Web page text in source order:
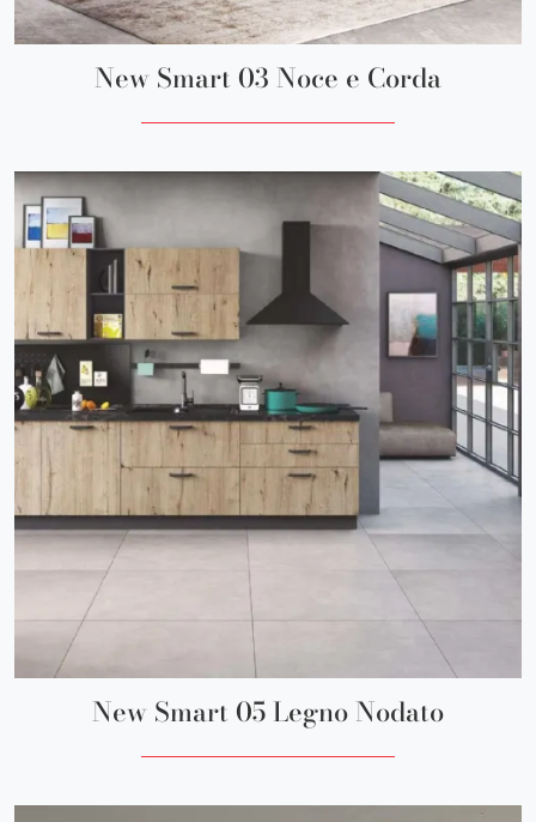
New Smart 03 Noce e Corda
New Smart 05 Legno Nodato